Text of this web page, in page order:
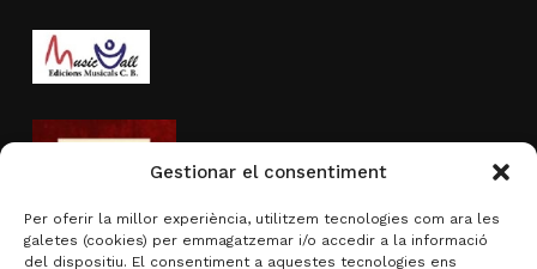
Gestionar el consentiment
Per oferir la millor experiència, utilitzem tecnologies com ara les
galetes (cookies) per emmagatzemar i/o accedir a la informació
del dispositiu. El consentiment a aquestes tecnologies ens